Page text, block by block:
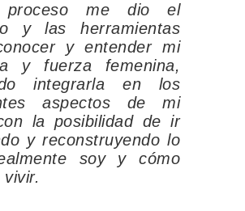
proceso me dio el
y las herramientas
y entender mi
y fuerza femenina,
integrarla en los
aspectos de mi
la posibilidad de ir
y reconstruyendo lo
soy y cómo